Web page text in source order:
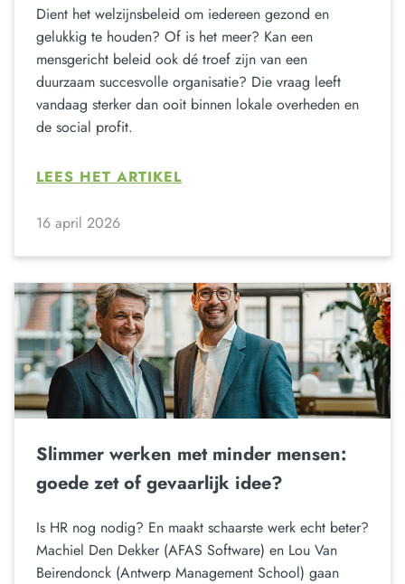
Dient het welzijnsbeleid om iedereen gezond en
gelukkig te houden? Of is het meer? Kan een
mensgericht beleid ook dé troef zijn van een
duurzaam succesvolle organisatie? Die vraag leeft
vandaag sterker dan ooit binnen lokale overheden en
de social profit.
LEES HET ARTIKEL
16 april 2026
Slimmer werken met minder mensen:
goede zet of gevaarlijk idee?
Is HR nog nodig? En maakt schaarste werk echt beter?
Machiel Den Dekker (AFAS Software) en Lou Van
Beirendonck (Antwerp Management School) gaan